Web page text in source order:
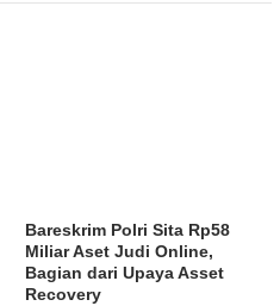
Bareskrim Polri Sita Rp58
Miliar Aset Judi Online,
Bagian dari Upaya Asset
Recovery